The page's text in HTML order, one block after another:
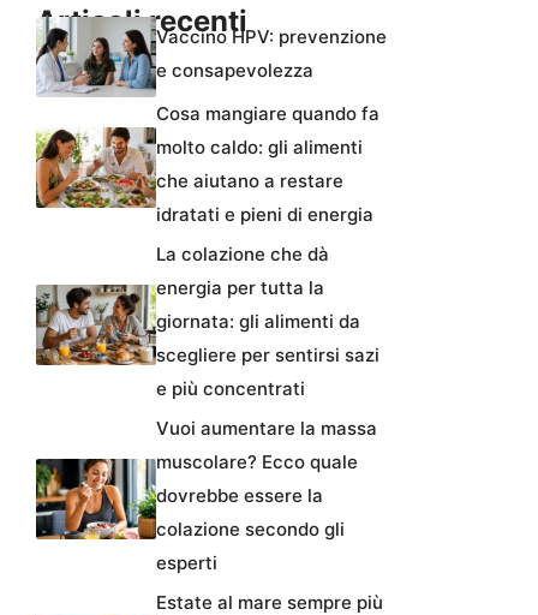
Articoli recentiVaccino HPV: prevenzione
e consapevolezza
Cosa mangiare quando fa
molto caldo: gli alimenti
che aiutano a restare
idratati e pieni di energia
La colazione che dà
energia per tutta la
giornata: gli alimenti da
scegliere per sentirsi sazi
e più concentrati
Vuoi aumentare la massa
muscolare? Ecco quale
dovrebbe essere la
colazione secondo gli
esperti
Estate al mare sempre più